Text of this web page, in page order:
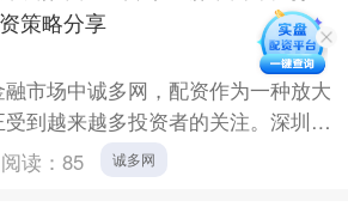
资策略分享
市场中诚多网，配资作为一种放大
到越来越多投资者的关注。深圳作
城市，汇聚了众多配资平台和专业
阅读： 85 诚多网